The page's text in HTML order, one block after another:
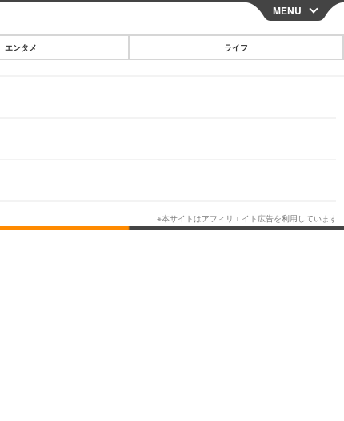
CLOSE
グルメ
MENU
エンタメ ライフ